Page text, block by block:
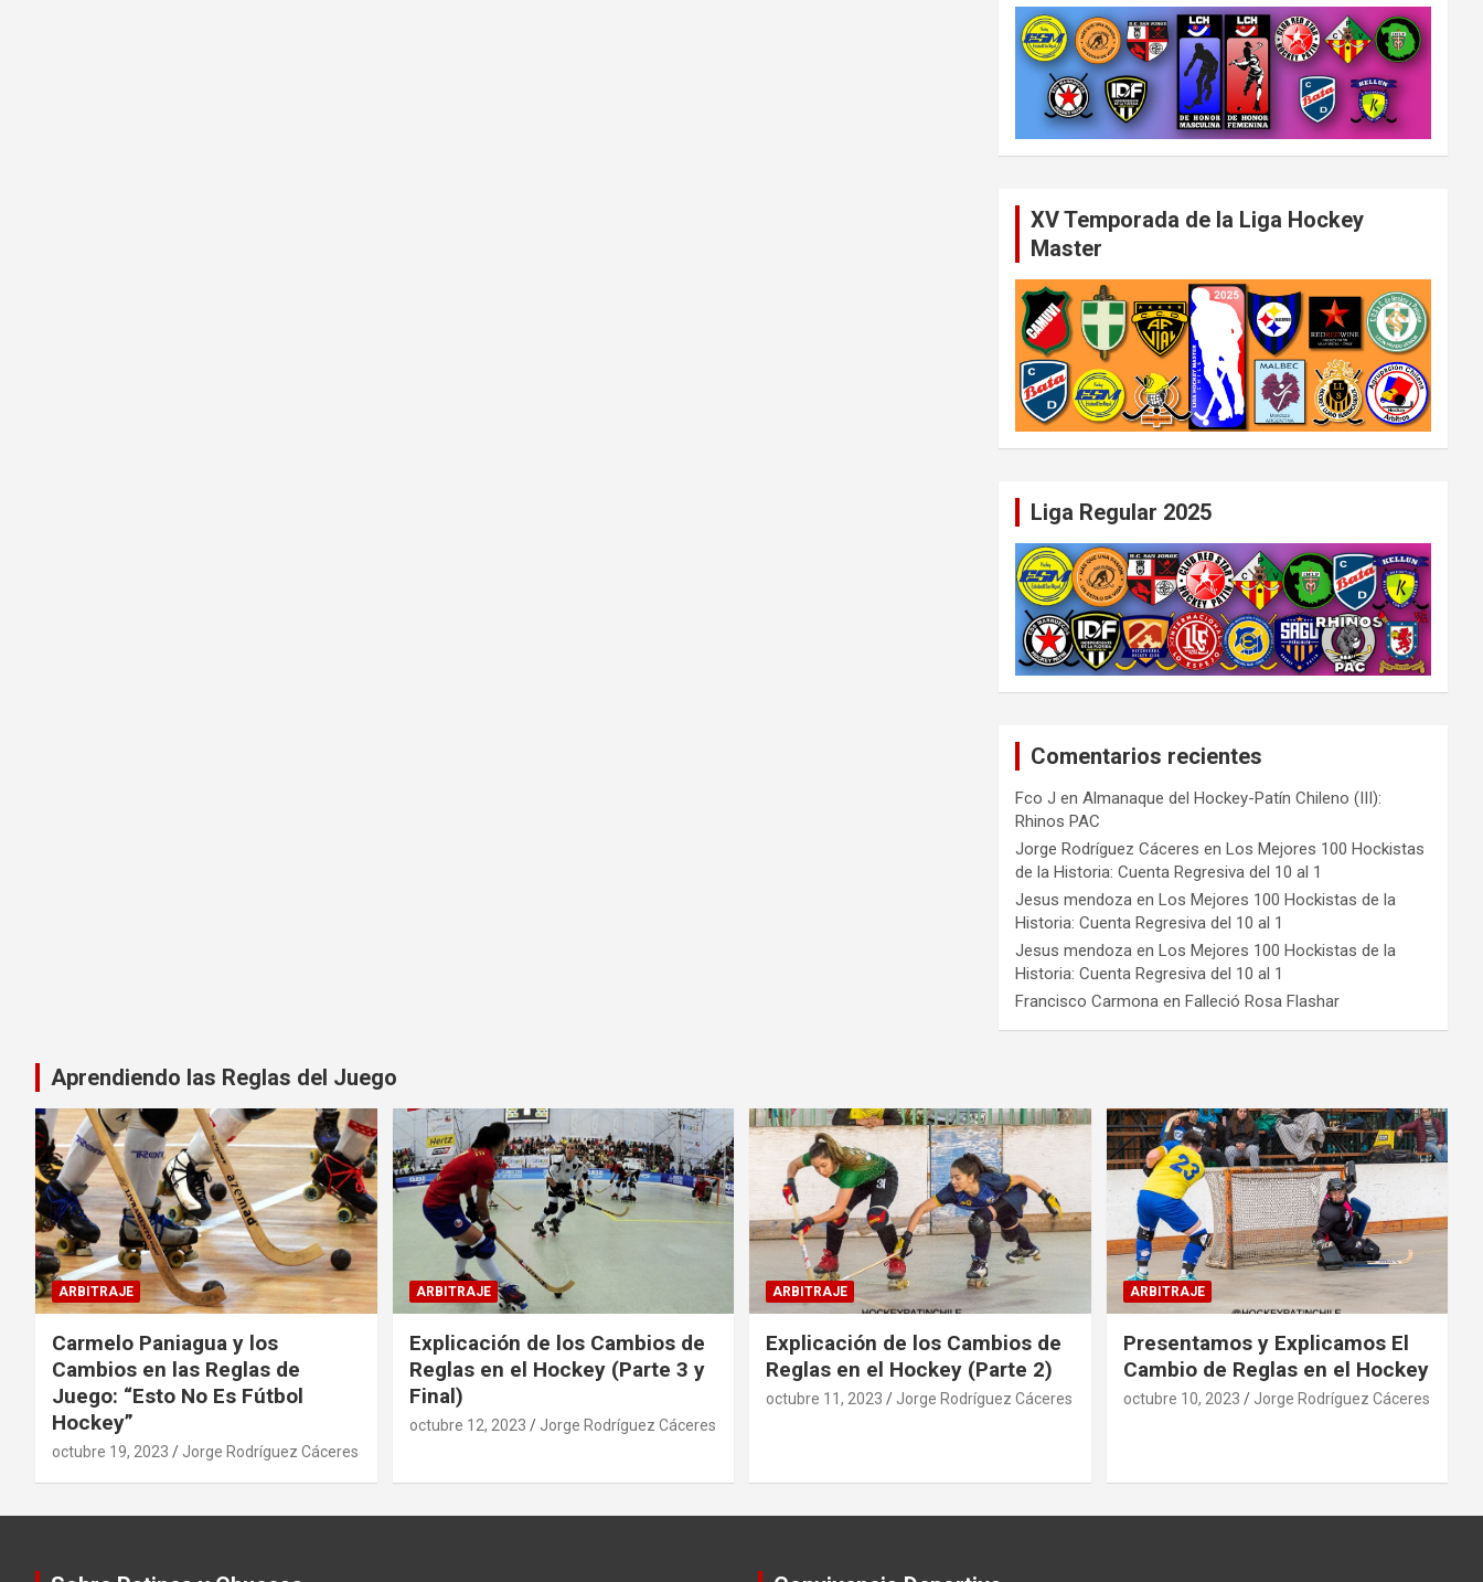
XV Temporada de la Liga Hockey
Master
Liga Regular 2025
Comentarios recientes
Fco J enAlmanaque del Hockey-Patín Chileno (III):
Rhinos PAC
Jorge Rodríguez Cáceres enLos Mejores 100 Hockistas
de la Historia: Cuenta Regresiva del 10 al 1
Jesus mendoza enLos Mejores 100 Hockistas de la
Historia: Cuenta Regresiva del 10 al 1
Jesus mendoza enLos Mejores 100 Hockistas de la
Historia: Cuenta Regresiva del 10 al 1
Francisco Carmona enFalleció Rosa Flashar
Aprendiendo las Reglas del Juego
ARBITRAJE
Carmelo Paniagua y los
Cambios en las Reglas de
Juego: “Esto No Es Fútbol
Hockey”
octubre 19, 2023 Jorge Rodríguez Cáceres
ARBITRAJE
Explicación de los Cambios de
Reglas en el Hockey (Parte 3 y
Final)
octubre 12, 2023 Jorge Rodríguez Cáceres
ARBITRAJE
Explicación de los Cambios de
Reglas en el Hockey (Parte 2)
octubre 11, 2023 Jorge Rodríguez Cáceres
ARBITRAJE
Presentamos y Explicamos El
Cambio de Reglas en el Hockey
octubre 10, 2023 Jorge Rodríguez Cáceres